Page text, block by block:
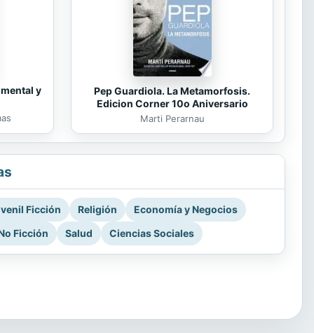
y
Pep Guardiola. La Metamorfosis.
Edicion Corner 10o Aniversario
Marti Perarnau
Ficción Religión
Economía y Negocios
Ficción
Salud Ciencias Sociales